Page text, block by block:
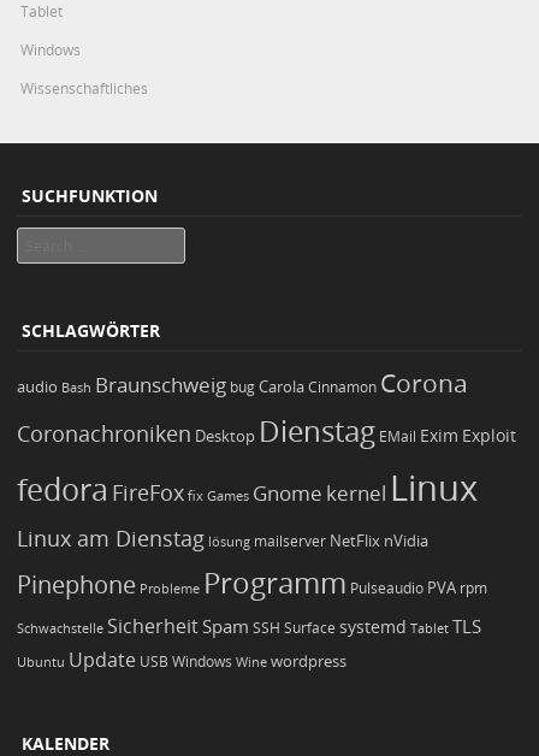
Tablet
Windows
Wissenschaftliches
SUCHFUNKTION
SCHLAGWÖRTER
audio Bash Braunschweig bugCarola Cinnamon Corona
Coronachroniken Desktop Dienstag EMail Exim Exploit
fedora FireFox fix Games Gnome kernel Linux
Linux am Dienstag lösung mailserver NetFlix nVidia
Pinephone Probleme Programm Pulseaudio PVA rpm
Schwachstelle Sicherheit Spam SSH Surface systemd Tablet TLS
Ubuntu Update USB Windows Wine wordpress
KALENDER